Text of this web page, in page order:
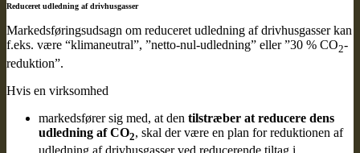
Reduceret udledning af drivhusgasser
Markedsføringsudsagn om reduceret udledning af drivhusgasser kan
f.eks. være “klimaneutral”, ”netto-nul-udledning” eller ”30 % CO2-
reduktion”.
Hvis en virksomhed
markedsfører sig med, at den tilstræber at reducere dens
udledning af CO2, skal der være en plan for reduktionen af
udledning af drivhusgasser ved reducerende tiltag i